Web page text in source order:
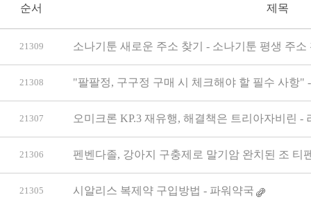
순서 제목
21309 소나기툰 새로운 주소 찾기 - 소나기툰 평생 주
21308 "팔팔정, 구구정 구매 시 체크해야 할 필수 사항"
21307 오미크론 KP.3 재유행, 해결책은 트리아자비린
21306 펜벤다졸, 강아지 구충제로 말기암 완치된 조 티
21305 시알리스 복제약 구입방법 - 파워약국